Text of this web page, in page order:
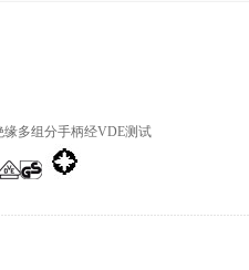
缘多组分手柄经VDE测试